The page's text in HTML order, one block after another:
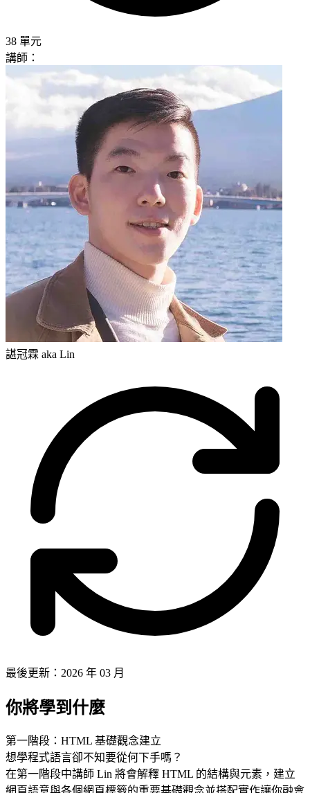
38 單元
講師：
諶冠霖 aka Lin
最後更新：2026 年 03 月
你將學到什麼
第一階段：HTML 基礎觀念建立
想學程式語言卻不知要從何下手嗎？
在第一階段中講師 Lin 將會解釋 HTML 的結構與元素，建立